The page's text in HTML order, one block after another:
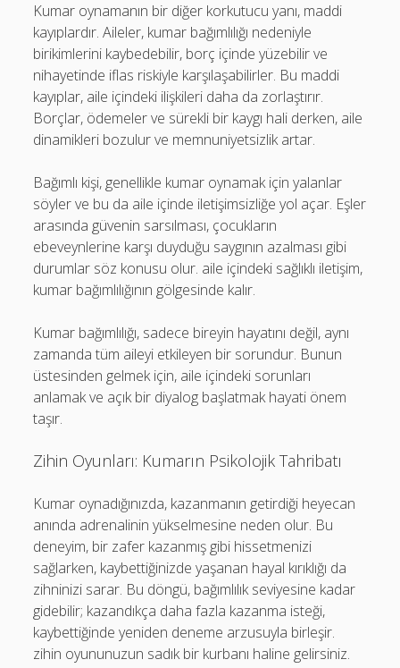
Kumar oynamanın bir diğer korkutucu yanı, maddi
kayıplardır. Aileler, kumar bağımlılığı nedeniyle
birikimlerini kaybedebilir, borç içinde yüzebilir ve
nihayetinde iflas riskiyle karşılaşabilirler. Bu maddi
kayıplar, aile içindeki ilişkileri daha da zorlaştırır.
Borçlar, ödemeler ve sürekli bir kaygı hali derken, aile
dinamikleri bozulur ve memnuniyetsizlik artar.
Bağımlı kişi, genellikle kumar oynamak için yalanlar
söyler ve bu da aile içinde iletişimsizliğe yol açar. Eşler
arasında güvenin sarsılması, çocukların
ebeveynlerine karşı duyduğu saygının azalması gibi
durumlar söz konusu olur. aile içindeki sağlıklı iletişim,
kumar bağımlılığının gölgesinde kalır.
Kumar bağımlılığı, sadece bireyin hayatını değil, aynı
zamanda tüm aileyi etkileyen bir sorundur. Bunun
üstesinden gelmek için, aile içindeki sorunları
anlamak ve açık bir diyalog başlatmak hayati önem
taşır.
Zihin Oyunları: Kumarın Psikolojik Tahribatı
Kumar oynadığınızda, kazanmanın getirdiği heyecan
anında adrenalinin yükselmesine neden olur. Bu
deneyim, bir zafer kazanmış gibi hissetmenizi
sağlarken, kaybettiğinizde yaşanan hayal kırıklığı da
zihninizi sarar. Bu döngü, bağımlılık seviyesine kadar
gidebilir; kazandıkça daha fazla kazanma isteği,
kaybettiğinde yeniden deneme arzusuyla birleşir.
zihin oyununuzun sadık bir kurbanı haline gelirsiniz.